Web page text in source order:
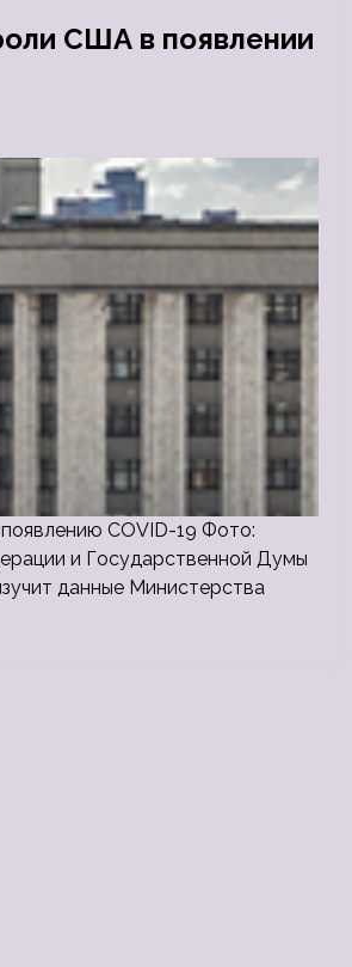
США в появлении
COVID-19 Фото:
и Государственной Думы
данные Министерства